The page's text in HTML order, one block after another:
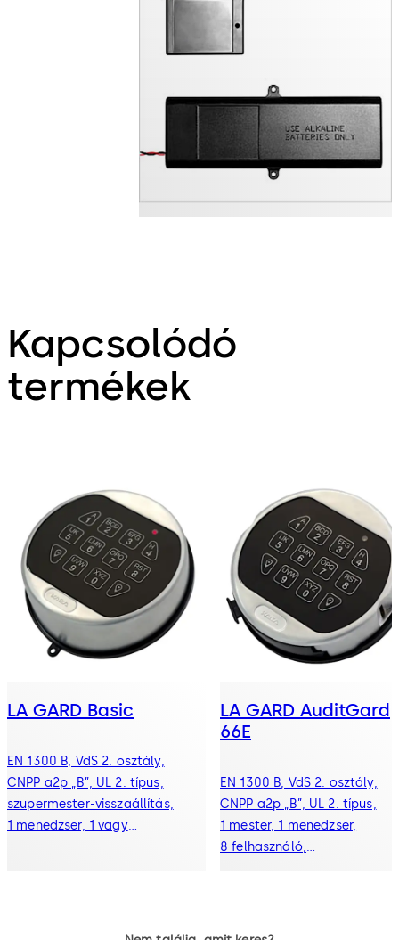
Kapcsolódó
termékek
LA GARD Basic
EN 1300 B, VdS 2. osztály,
CNPP a2p „B”, UL 2. típus,
szupermester-visszaállítás,
1 menedzser, 1 vagy
LA GARD AuditGard
66E
EN 1300 B, VdS 2. osztály,
CNPP a2p „B”, UL 2. típus,
1 mester, 1 menedzser,
8 felhasználó,